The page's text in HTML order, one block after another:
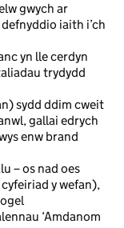
gwych ar
iaith i’ch
yn lle cerdyn
trydydd
sydd ddim cweit
gallai edrych
enw brand
– os nad oes
cyfeiriad y wefan),
‘Amdanom